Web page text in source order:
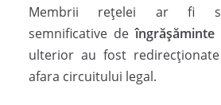
Membrii rețelei ar fi
semnificative de
ulterior au fost
afara circuitului legal.